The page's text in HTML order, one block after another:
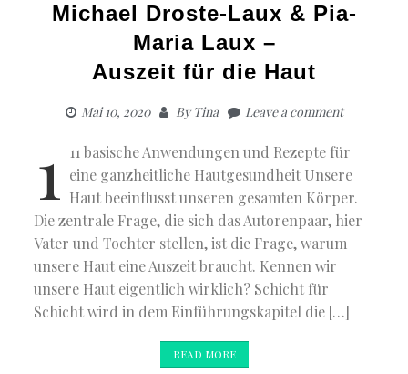
Michael Droste-Laux & Pia-
Maria Laux –
Auszeit für die Haut
Mai 10, 2020 ByTina Leave a comment
1 11 basische Anwendungen und Rezepte für
eine ganzheitliche Hautgesundheit Unsere
Haut beeinflusst unseren gesamten Körper.
Die zentrale Frage, die sich das Autorenpaar, hier
Vater und Tochter stellen, ist die Frage, warum
unsere Haut eine Auszeit braucht. Kennen wir
unsere Haut eigentlich wirklich? Schicht für
Schicht wird in dem Einführungskapitel die […]
READ MORE